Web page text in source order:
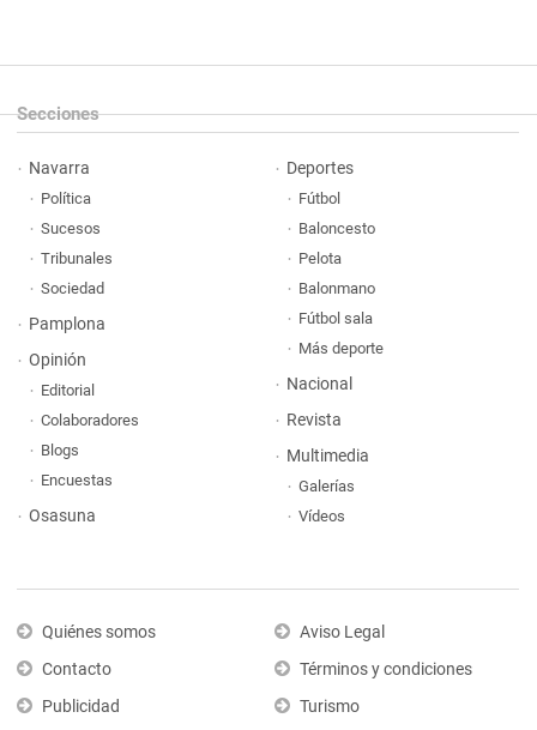
Secciones
Navarra
Política
Sucesos
Tribunales
Sociedad
Pamplona
Opinión
Editorial
Colaboradores
Blogs
Encuestas
Osasuna
Deportes
Fútbol
Baloncesto
Pelota
Balonmano
Fútbol sala
Más deporte
Nacional
Revista
Multimedia
Galerías
Vídeos
Quiénes somos
Contacto
Publicidad
Aviso Legal
Términos y condiciones
Turismo